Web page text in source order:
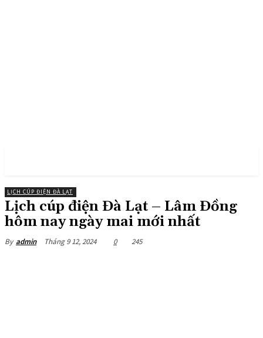
LỊCH CÚP ĐIỆN ĐÀ LẠT
Lịch cúp điện Đà Lạt – Lâm Đồng
hôm nay ngày mai mới nhất
By admin Tháng 9 12, 2024 0 245